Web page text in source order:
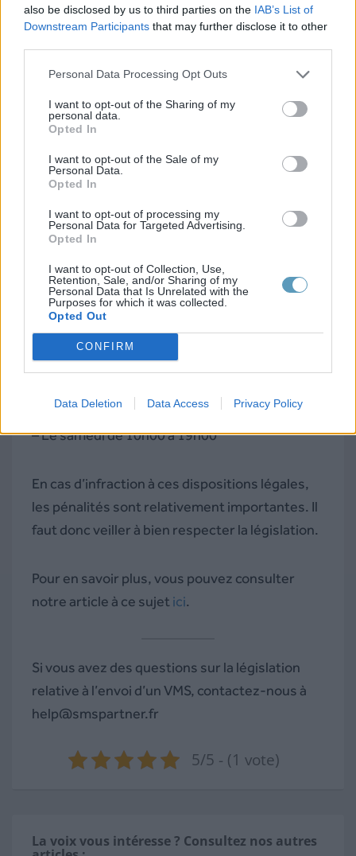
also be disclosed by us to third parties on the IAB’s List of
Downstream Participants that may further disclose it to other
Personal Data Processing Opt Outs
I want to opt-out of the Sharing of my
personal data.
Opted In
I want to opt-out of the Sale of my
Personal Data.
Opted In
I want to opt-out of processing my
Personal Data for Targeted Advertising.
Opted In
I want to opt-out of Collection, Use,
Retention, Sale, and/or Sharing of my
Personal Data that Is Unrelated with the
Purposes for which it was collected.
Opted Out
CONFIRM
Data Deletion Data Access Privacy Policy
Toute base de contacts doit être constituée
destinataires de vos messages doivent avoir
donné leur consentement pour être contactés.
Tout destinataire doit avoir la possibilité de
refuser dans l’instant, ou dans le futur, la mise à
disposition de son numéro de téléphone pour
Un SMS de nature commerciale ne doit pas être
envoyé à n’importe quelle date ou à n’importe
quelle heure. Certains jours d’envoi et certains
horaires sont à respecter :
fériés et le dimanche
. Le créneau horaire est
aussi très restreint :
– Du lundi au vendredi de 08h00 à 20h00
– Le samedi de 10h00 à 19h00
En cas d’infraction à ces dispositions légales,
les pénalités sont relativement importantes. Il
faut donc veiller à bien respecter la législation.
Pour en savoir plus, vous pouvez consulter
notre article à ce sujet ici.
Si vous avez des questions sur la législation
relative à l’envoi d’un VMS, contactez-nous à
help@smspartner.fr
5/5 - (1 vote)
La voix vous intéresse ? Consultez nos autres